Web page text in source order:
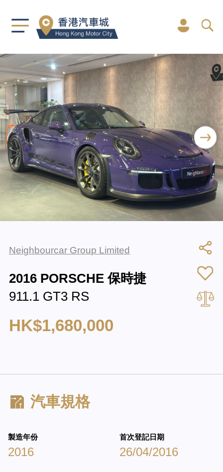
Neighbourcar Group Limited
2016 PORSCHE 保時捷
911.1 GT3 RS
HK$1,680,000
汽車規格
製造年份
2016
首次登記日期
26/04/2016